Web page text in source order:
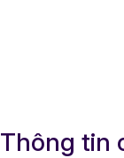
Thông tin